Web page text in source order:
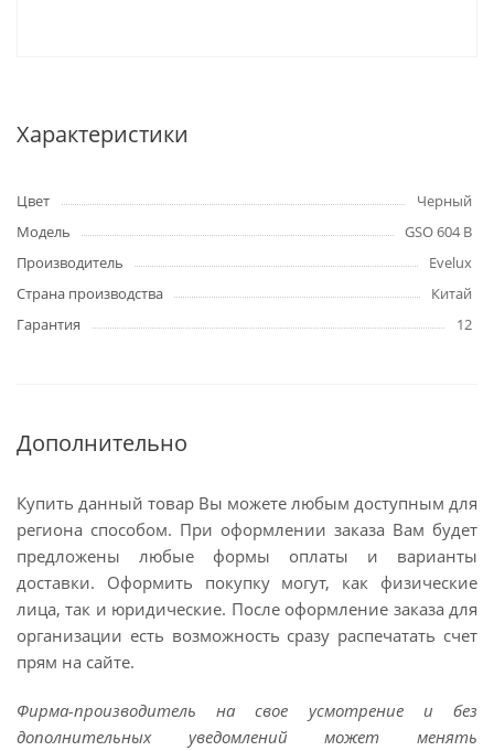
Характеристики
Цвет
Черный
Модель
GSO 604 B
Производитель
Evelux
Страна производства
Китай
Гарантия
12
Дополнительно
Купить данный товар Вы можете любым доступным для
региона способом. При оформлении заказа Вам будет
предложены любые формы оплаты и варианты
доставки. Оформить покупку могут, как физические
лица, так и юридические. После оформление заказа для
организации есть возможность сразу распечатать счет
прям на сайте.
Фирма-производитель на свое усмотрение и без
дополнительных уведомлений может менять